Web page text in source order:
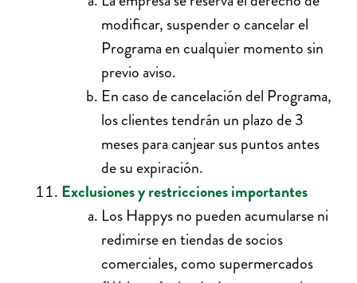
modificar, suspender o cancelar el
Programa en cualquier momento sin
previo aviso.
En caso de cancelación del Programa,
los clientes tendrán un plazo de 3
meses para canjear sus puntos antes
de su expiración.
Exclusiones y restricciones importantes
Los Happys no pueden acumularse ni
redimirse en tiendas de socios
comerciales, como supermercados